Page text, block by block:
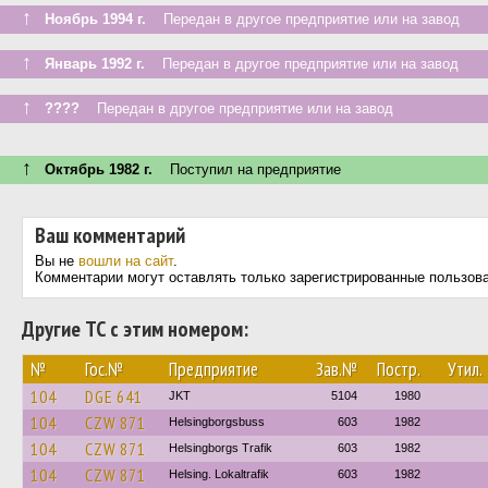
↑ Ноябрь 1994 г. Передан в другое предприятие или на завод
↑ Январь 1992 г. Передан в другое предприятие или на завод
↑ ???? Передан в другое предприятие или на завод
↑ Октябрь 1982 г. Поступил на предприятие
Ваш комментарий
Вы не вошли на сайт.
Комментарии могут оставлять только зарегистрированные
Другие ТС с этим номером:
№ Гос.№ Предприятие Зав.№ Постр. Утил.
104 DGE 641 JKT 5104 1980
104 CZW 871 Helsingborgsbuss 603 1982
104 CZW 871 Helsingborgs Trafik 603 1982
104 CZW 871 Helsing. Lokaltrafik 603 1982